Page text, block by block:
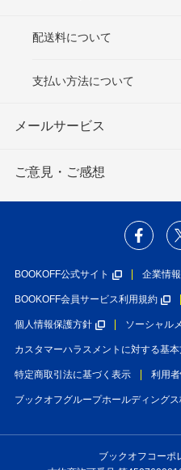
配送料について
支払い方法について
メールサービス
ご意見・ご感想
BOOKOFF公式サイト 企業情報
BOOKOFF会員サービス利用規約
個人情報保護方針 ソーシャル
カスタマーハラスメントに対する基
特定商取引法に基づく表示 利用
ブックオフグループホールディング
ブックオフコーポ